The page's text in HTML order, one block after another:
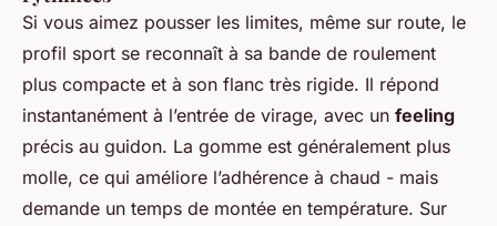
Si vous aimez pousser les limites, même sur route, le
profil sport se reconnaît à sa bande de roulement
plus compacte et à son flanc très rigide. Il répond
instantanément à l’entrée de virage, avec un feeling
précis au guidon. La gomme est généralement plus
molle, ce qui améliore l’adhérence à chaud - mais
demande un temps de montée en température. Sur